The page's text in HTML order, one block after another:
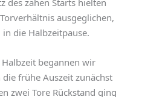
ausgeglichen,
die Halbzeitpause.
begannen wir
frühe Auszeit zunächst
zwei Tore Rückstand ging